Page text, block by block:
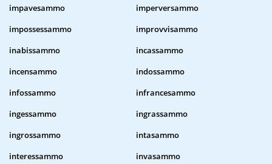
impavesammo
imperversammo
impossessammo
improvvisammo
inabissammo
incassammo
incensammo
indossammo
infossammo
infrancesammo
ingessammo
ingrassammo
ingrossammo
intasammo
interessammo
invasammo